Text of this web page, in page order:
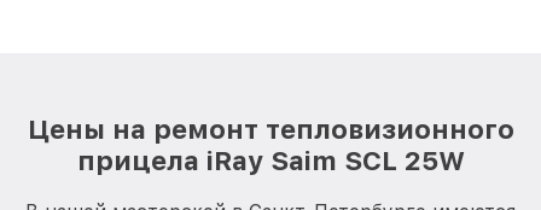
Цены на ремонт тепловизионного
прицела iRay Saim SCL 25W